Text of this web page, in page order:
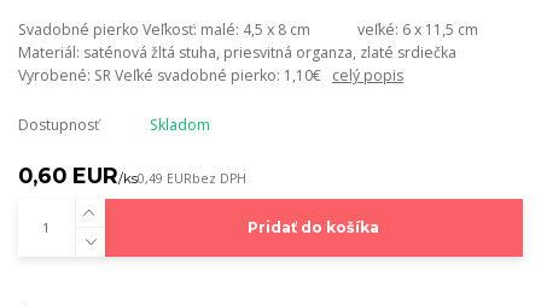
Svadobné pierko Veľkosť: malé: 4,5 x 8 cm veľké: 6 x 11,5 cm
Materiál: saténová žltá stuha, priesvitná organza, zlaté srdiečka
Vyrobené: SR Veľké svadobné pierko: 1,10€ celý popis
Dostupnosť Skladom
0,60 EUR/ks0,49 EURbez DPH
Pridať do košíka